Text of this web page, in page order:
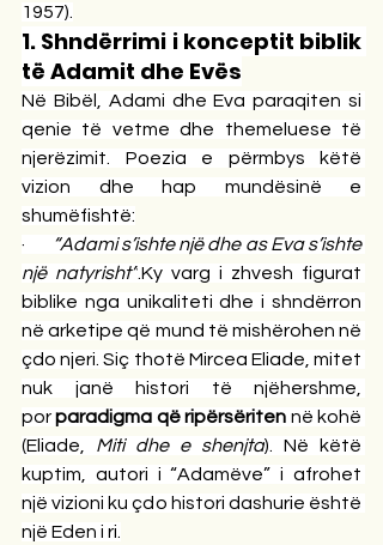
1957).
1. Shndërrimi i konceptit biblik
të Adamit dhe Evës
Në Bibël, Adami dhe Eva paraqiten si
qenie të vetme dhe themeluese të
njerëzimit. Poezia e përmbys këtë
vizion dhe hap mundësinë e
shumëfishtë:
·
“Adami s’ishte një dhe as Eva s’ishte
një natyrisht”.Ky varg i zhvesh figurat
biblike nga unikaliteti dhe i shndërron
në arketipe që mund të mishërohen në
çdo njeri. Siç thotë Mircea Eliade, mitet
nuk janë histori të njëhershme,
por paradigma që ripërsëriten në kohë
(Eliade, Miti dhe e shenjta). Në këtë
kuptim, autori i “Adamëve” i afrohet
një vizioni ku çdo histori dashurie është
një Eden i ri.